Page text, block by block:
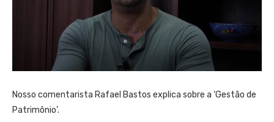
Nosso comentarista Rafael Bastos explica sobre a ‘Gestão de
Patrimônio’.